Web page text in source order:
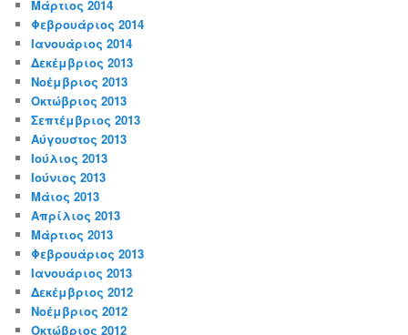
Μάρτιος 2014
Φεβρουάριος 2014
Ιανουάριος 2014
Δεκέμβριος 2013
Νοέμβριος 2013
Οκτώβριος 2013
Σεπτέμβριος 2013
Αύγουστος 2013
Ιούλιος 2013
Ιούνιος 2013
Μάιος 2013
Απρίλιος 2013
Μάρτιος 2013
Φεβρουάριος 2013
Ιανουάριος 2013
Δεκέμβριος 2012
Νοέμβριος 2012
Οκτώβριος 2012